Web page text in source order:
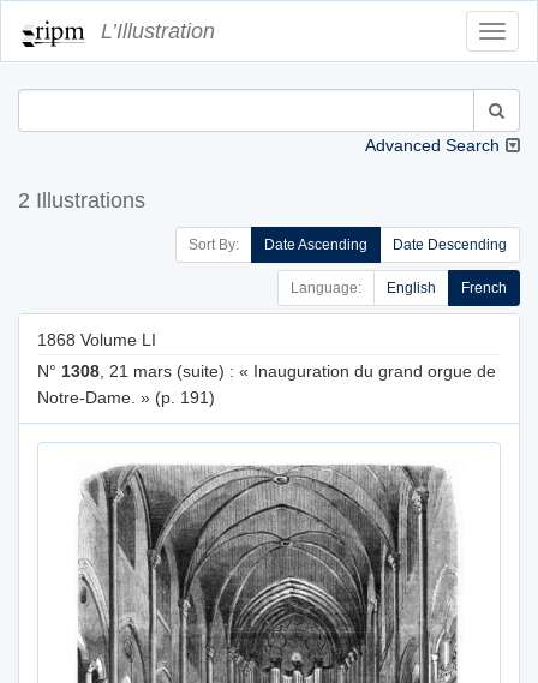
L’Illustration
Advanced Search
2 Illustrations
Sort By: Date Ascending Date Descending
Language: English French
1868 Volume LI
N° 1308 , 21 mars (suite) : « Inauguration du grand orgue de
Notre-Dame. » (p. 191)